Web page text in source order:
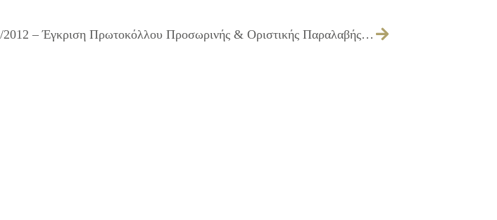
392/2012 – Έγκριση Πρωτοκόλλου Προσωρινής & Οριστικής Παραλαβής του έργου ΣΥΝΤΗΡΗΣΕΙΣ ΥΠΑΡΧΟΥΣΩΝ ΠΛΑΤΕΙΩΝ ΚΟΙΝΟΧΡΗΣΤΩΝ ΧΩΡΩΝ ΕΡΓ. Ε10/09